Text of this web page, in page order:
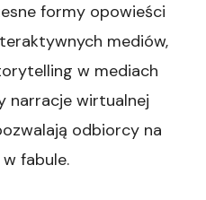
formy opowieści
mediów,
w mediach
narracje wirtualnej
odbiorcy na
fabule.